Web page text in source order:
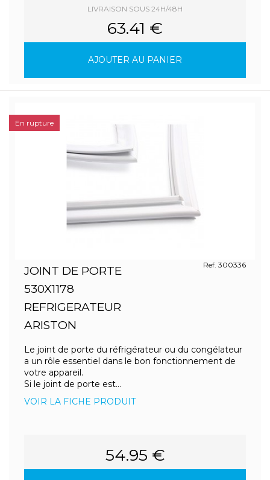
LIVRAISON SOUS 24H/48H
63.41 €
AJOUTER AU PANIER
JOINT DE PORTE
530X1178
REFRIGERATEUR
ARISTON
Ref. 300336
Le joint de porte du réfrigérateur ou du congélateur
a un rôle essentiel dans le bon fonctionnement de
votre appareil.
Si le joint de porte est...
VOIR LA FICHE PRODUIT
54.95 €
En rupture